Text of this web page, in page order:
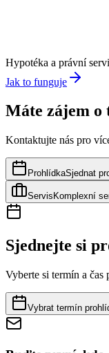
Hypotéka a právní
Jak to funguje
Máte zájem o
Kontaktujte nás pro
ProhlídkaSjednat
Servis Komplexní
Sjednejte si
Vyberte si termín a
Vybrat termín